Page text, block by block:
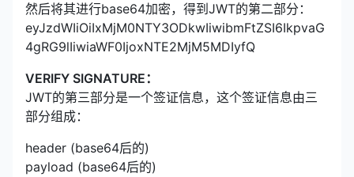
然后将其进行base64加密，得到JWT的第二部分：
eyJzdWIiOiIxMjM0NTY3ODkwIiwibmFtZSI6IkpvaG
4gRG9lIiwiaWF0IjoxNTE2MjM5MDIyfQ
VERIFY SIGNATURE：
JWT的第三部分是一个签证信息，这个签证信息由三
部分组成：
header (base64后的)
payload (base64后的)